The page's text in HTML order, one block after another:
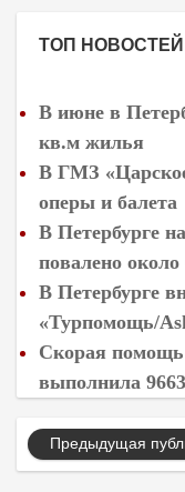
ТОП НОВОСТЕЙ
В июне в
кв.м жилья
В ГМЗ
оперы и балета
В Петербурге
повалено около
В Петербурге
«Турпомощь/
Скорая помощь
выполнила
Предыдущая